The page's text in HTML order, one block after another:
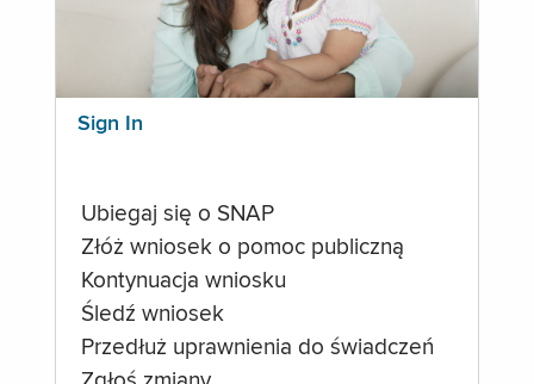
Sign In
Ubiegaj się o SNAP
Złóż wniosek o pomoc publiczną
Kontynuacja wniosku
Śledź wniosek
Przedłuż uprawnienia do świadczeń